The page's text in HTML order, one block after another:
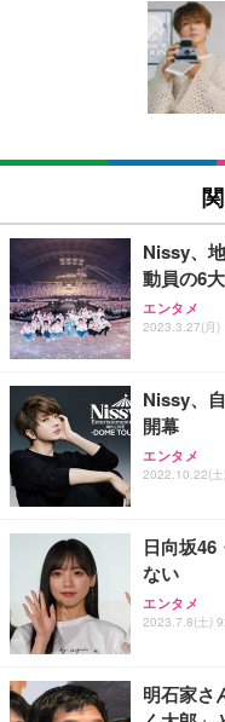
[EdoErgo]
い 跳ね上
キング pc
ン樹脂ベ
(黒網+黒枠
￥5,699
SIHOO
ュチェア
￥27,999
Sezlife オ
ワーク チ
能 人間工
務用 おし
Sezlife オ
ワーク チ
能 人間工
務用 おし
ANDWINT
ッシュ 通
ス圧無段階
EIZO ビジ
EV3240X-
イト
￥105,595
EIZO ビジ
￥109,572
【純正品】
フック付き
【整備済み
ー フルHD
ort/VGA ス
【
HOOTER
グモニター
Amazon
回使い捨
￥3,373
Amazonベ
x2袋(84枚
￥3,234
ネオ・ルー
り 単品
Smart
限定】
超厚型 お
アイリス
ュラー 200
Nissy、
動員の6
エンタメ
2023.3.27(月)
Nissy、
開幕
エンタメ
2022.10.22(
日向坂46
ない
エンタメ
2023.7.8(土)
明石家さ